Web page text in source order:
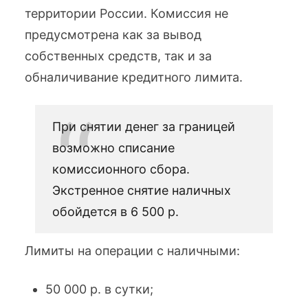
территории России. Комиссия не
предусмотрена как за вывод
собственных средств, так и за
обналичивание кредитного лимита.
При снятии денег за границей
возможно списание
комиссионного сбора.
Экстренное снятие наличных
обойдется в 6 500 р.
Лимиты на операции с наличными:
50 000 р. в сутки;